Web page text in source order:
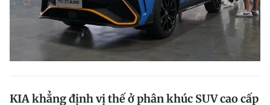
KIA khẳng định vị thế ở phân khúc SUV cao cấp